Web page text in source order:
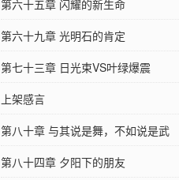
第六十五章 闪耀的新生命
第六十九章 光明石的肯定
第七十三章 日光束VS叶绿爆震
上架感言
第八十章 与其说是舞，不如说是武
第八十四章 夕阳下的朋友